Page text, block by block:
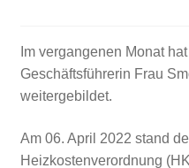
Im vergangenen Monat
Geschäftsführerin Frau
weitergebildet.
Am 06. April 2022 stand
Heizkostenverordnung